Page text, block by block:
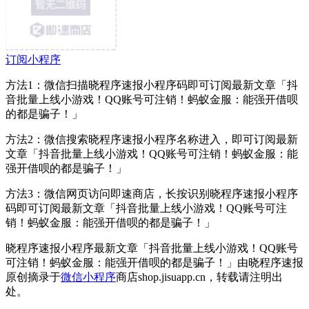
订阅小程序
方法1：微信扫描晓程序速报小程序码即可订阅最新文章「抖
音批量上线小游戏！QQ账号可注销！蚂蚁金服：能强开借呗
的都是骗子！」
方法2：微信搜索晓程序速报小程序名称进入，即可订阅最新
文章「抖音批量上线小游戏！QQ账号可注销！蚂蚁金服：能
强开借呗的都是骗子！」
方法3：微信网页访问即速商店，长按识别晓程序速报小程序
码即可订阅最新文章「抖音批量上线小游戏！QQ账号可注
销！蚂蚁金服：能强开借呗的都是骗子！」
晓程序速报小程序最新文章「抖音批量上线小游戏！QQ账号
可注销！蚂蚁金服：能强开借呗的都是骗子！」由晓程序速报
原创摘录于微信小程序商店shop.jisuapp.cn，转载请注明出
处。